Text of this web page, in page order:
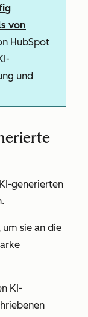
von
HubSpot
und
generierten
sie an die
KI-